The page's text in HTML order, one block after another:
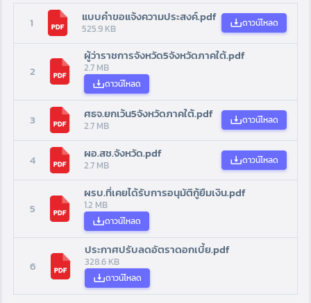
1 แบบคำขอแจ้งความประสงค์.pdf
525.9 KB ดาวน์โหลด
2
ผู้ว่าราชการจังหวัด5จังหวัดภาคใต้.pdf
2.7 MB
ดาวน์โหลด
3 ศธจ.ยกเว้น5จังหวัดภาคใต้.pdf
2.7 MB ดาวน์โหลด
4 ผอ.สช.จังหวัด.pdf
2.7 MB ดาวน์โหลด
5
ผรบ.ที่เคยได้รับการอนุมัติกู้ยืมเงิน.pdf
1.2 MB
ดาวน์โหลด
6
ประกาศปรับลดอัตราดอกเบี้ย.pdf
328.6 KB
ดาวน์โหลด